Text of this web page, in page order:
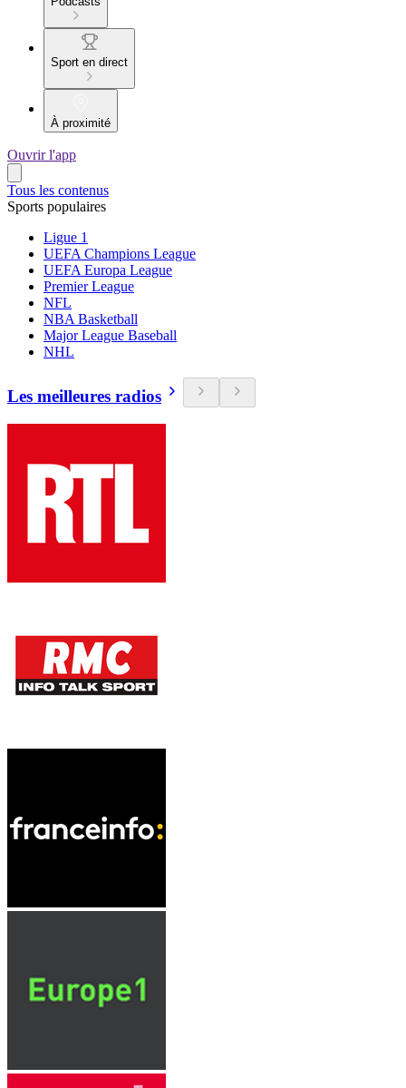
Sport en direct
À proximité
Ouvrir l'app
Tous les contenus
Sports populaires
Ligue 1
UEFA Champions League
UEFA Europa League
Premier League
NFL
NBA Basketball
Major League Baseball
NHL
Les meilleures radios